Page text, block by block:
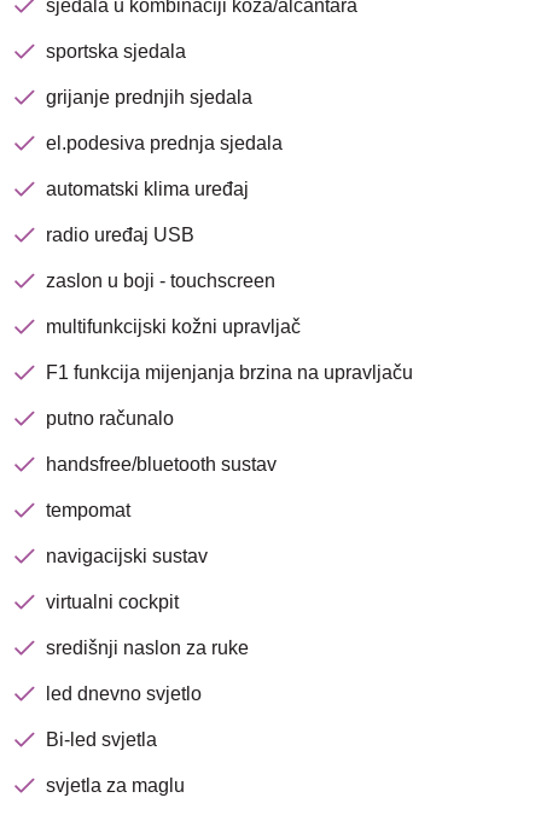
sjedala u kombinaciji koža/alcantara
sportska sjedala
grijanje prednjih sjedala
el.podesiva prednja sjedala
automatski klima uređaj
radio uređaj USB
zaslon u boji - touchscreen
multifunkcijski kožni upravljač
F1 funkcija mijenjanja brzina na upravljaču
putno računalo
handsfree/bluetooth sustav
tempomat
navigacijski sustav
virtualni cockpit
središnji naslon za ruke
led dnevno svjetlo
Bi-led svjetla
svjetla za maglu
Nova lokacija - Slavonska
Brza pretraga